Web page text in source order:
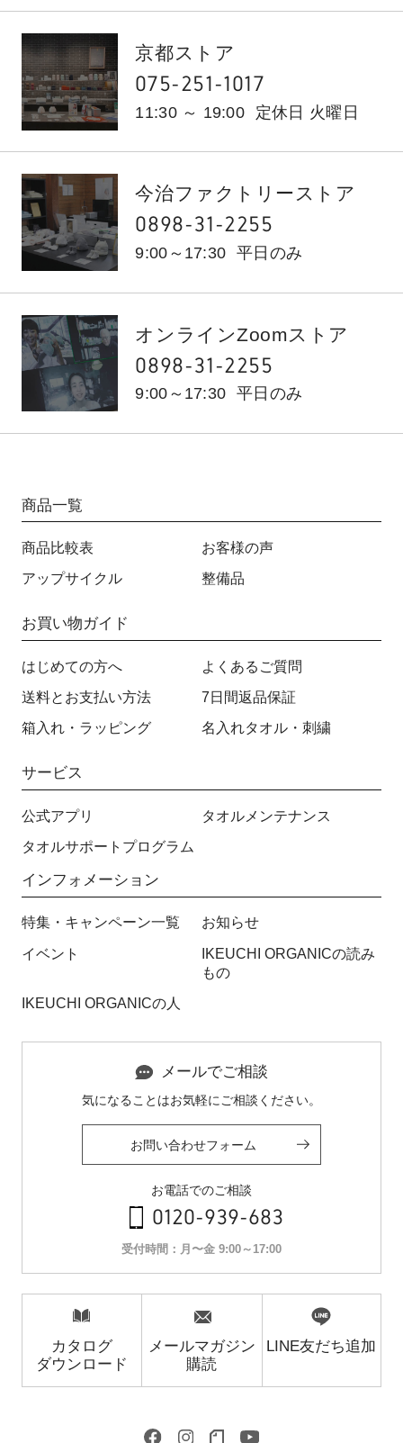
京都ストア
075-251-1017
11:30 ～ 19:00 定休日 火曜日
今治ファクトリーストア
0898-31-2255
9:00～17:30 平日のみ
オンラインZoomストア
0898-31-2255
9:00～17:30 平日のみ
商品一覧
商品比較表 お客様の声
アップサイクル 整備品
お買い物ガイド
はじめての方へ よくあるご質問
送料とお支払い方法 7日間返品保証
箱入れ・ラッピング 名入れタオル・刺繍
サービス
公式アプリ タオルメンテナンス
タオルサポートプログラム
インフォメーション
特集・キャンペーン一覧 お知らせ
イベント
IKEUCHI ORGANICの読み
もの
IKEUCHI ORGANICの人
メールでご相談
気になることはお気軽にご相談ください。
お問い合わせフォーム
お電話でのご相談
0120-939-683
受付時間：月〜金 9:00～17:00
カタログ
ダウンロード
メールマガジン
購読
LINE友だち追加